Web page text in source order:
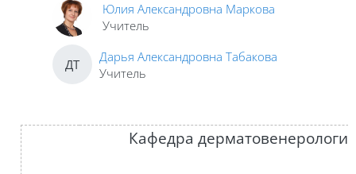
Юлия Александровна Маркова
Учитель
ДТ
Дарья Александровна Табакова
Учитель
Кафедра